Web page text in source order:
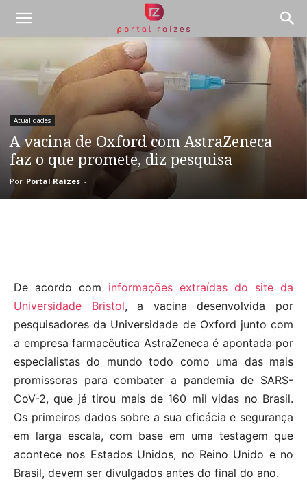
Atualidades
A vacina de Oxford com AstraZeneca
faz o que promete, diz pesquisa
Por Portal Raízes -
De acordo com informações extraídas do site da
Universidade Bristol, a vacina desenvolvida por
pesquisadores da Universidade de Oxford junto com
a empresa farmacêutica AstraZeneca é apontada por
especialistas do mundo todo como uma das mais
promissoras para combater a pandemia de SARS-
CoV-2, que já tirou mais de 160 mil vidas no Brasil.
Os primeiros dados sobre a sua eficácia e segurança
em larga escala, com base em uma testagem que
acontece nos Estados Unidos, no Reino Unido e no
Brasil, devem ser divulgados antes do final do ano.